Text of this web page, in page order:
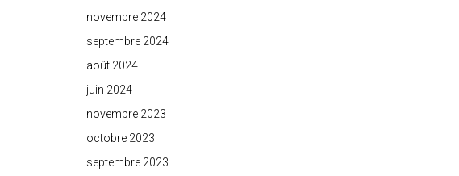
novembre 2024
septembre 2024
août 2024
juin 2024
novembre 2023
octobre 2023
septembre 2023